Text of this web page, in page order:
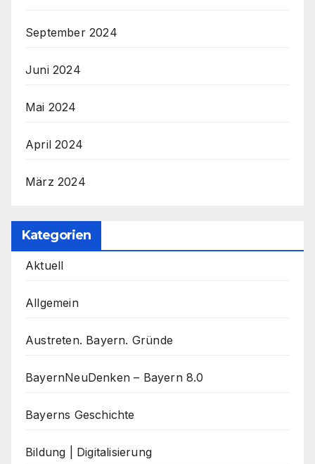
September 2024
Juni 2024
Mai 2024
April 2024
März 2024
Kategorien
Aktuell
Allgemein
Austreten. Bayern. Gründe
BayernNeuDenken – Bayern 8.0
Bayerns Geschichte
Bildung | Digitalisierung